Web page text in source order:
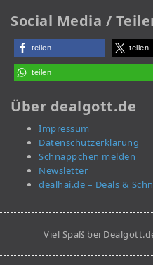
Social Media /
teilen teilen
teilen
Über dealgott.de
Impressum
Datenschutzerklärung
Schnäppchen melden
Newsletter
dealhai.de – Deals &
Viel Spaß bei